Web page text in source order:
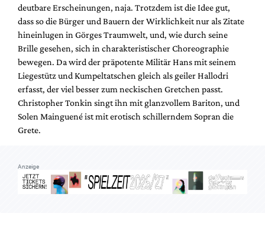
deutbare Erscheinungen, naja. Trotzdem ist die Idee gut,
dass so die Bürger und Bauern der Wirklichkeit nur als Zitate
hineinlugen in Görges Traumwelt, und, wie durch seine
Brille gesehen, sich in charakteristischer Choreographie
bewegen. Da wird der präpotente Militär Hans mit seinem
Liegestütz und Kumpeltatschen gleich als geiler Hallodri
erfasst, der viel besser zum neckischen Gretchen passt.
Christopher Tonkin singt ihn mit glanzvollem Bariton, und
Solen Mainguené ist mit erotisch schillerndem Sopran die
Grete.
Anzeige